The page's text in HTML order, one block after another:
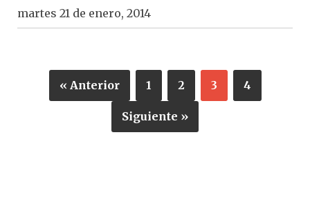
martes 21 de enero, 2014
« Anterior 1 2 3 4
Siguiente »